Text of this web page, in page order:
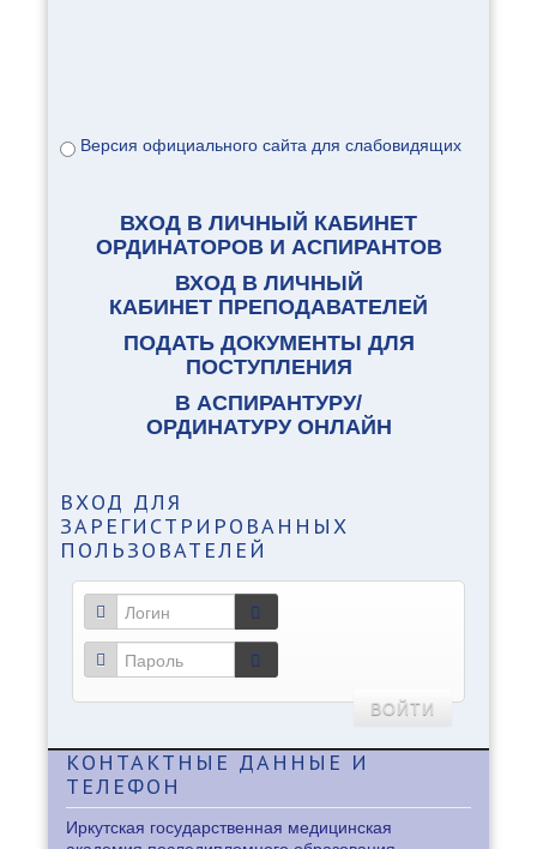
Версия официального сайта для слабовидящих
ВХОД В ЛИЧНЫЙ КАБИНЕТ
ОРДИНАТОРОВ И АСПИРАНТОВ
ВХОД В ЛИЧНЫЙ
КАБИНЕТ ПРЕПОДАВАТЕЛЕЙ
ПОДАТЬ ДОКУМЕНТЫ ДЛЯ
ПОСТУПЛЕНИЯ
В АСПИРАНТУРУ/
ОРДИНАТУРУ ОНЛАЙН
ВХОД ДЛЯ
ЗАРЕГИСТРИРОВАННЫХ
ПОЛЬЗОВАТЕЛЕЙ
ВОЙТИ
КОНТАКТНЫЕ ДАННЫЕ И
ТЕЛЕФОН
Иркутская государственная медицинская